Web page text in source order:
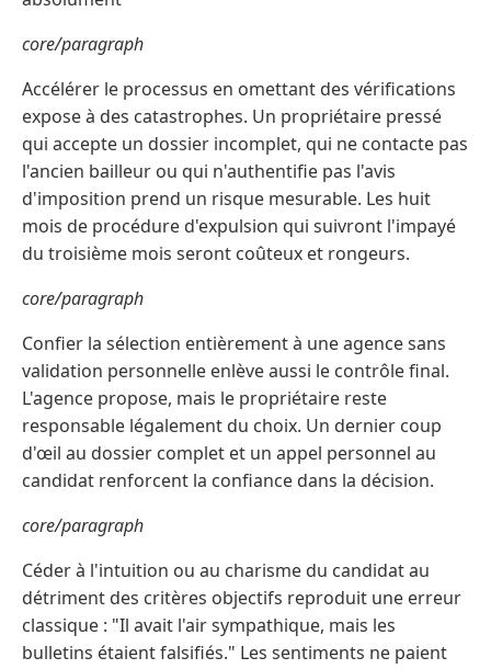
core/paragraph
Accélérer le processus en omettant des vérifications
expose à des catastrophes. Un propriétaire pressé
qui accepte un dossier incomplet, qui ne contacte pas
l'ancien bailleur ou qui n'authentifie pas l'avis
d'imposition prend un risque mesurable. Les huit
mois de procédure d'expulsion qui suivront l'impayé
du troisième mois seront coûteux et rongeurs.
core/paragraph
Confier la sélection entièrement à une agence sans
validation personnelle enlève aussi le contrôle final.
L'agence propose, mais le propriétaire reste
responsable légalement du choix. Un dernier coup
d'œil au dossier complet et un appel personnel au
candidat renforcent la confiance dans la décision.
core/paragraph
Céder à l'intuition ou au charisme du candidat au
détriment des critères objectifs reproduit une erreur
classique : "Il avait l'air sympathique, mais les
bulletins étaient falsifiés." Les sentiments ne paient